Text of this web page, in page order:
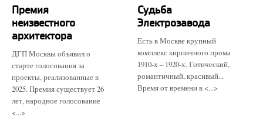
Премия
неизвестного
архитектора
ДГП Москвы объявил о
старте голосования за
проекты, реализованные в
2025. Премия существует 26
лет, народное голосование
<...>
Судьба
Электрозавода
Есть в Москве крупный
комплекс кирпичного прома
1910-х – 1920-х. Готический,
романтичный, красивый...
Время от времени в <...>